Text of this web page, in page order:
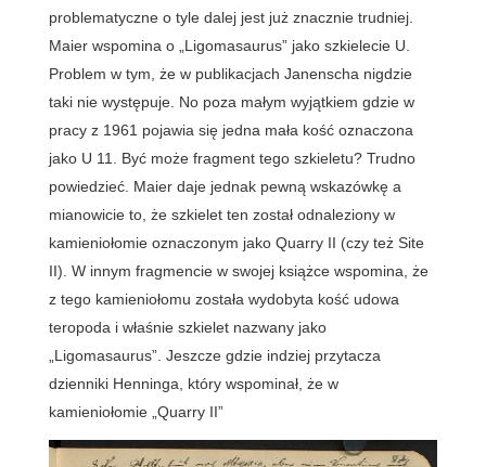
problematyczne o tyle dalej jest już znacznie trudniej.
Maier wspomina o „Ligomasaurus” jako szkielecie U.
Problem w tym, że w publikacjach Janenscha nigdzie
taki nie występuje. No poza małym wyjątkiem gdzie w
pracy z 1961 pojawia się jedna mała kość oznaczona
jako U 11. Być może fragment tego szkieletu? Trudno
powiedzieć. Maier daje jednak pewną wskazówkę a
mianowicie to, że szkielet ten został odnaleziony w
kamieniołomie oznaczonym jako Quarry II (czy też Site
II). W innym fragmencie w swojej książce wspomina, że
z tego kamieniołomu została wydobyta kość udowa
teropoda i właśnie szkielet nazwany jako
„Ligomasaurus”. Jeszcze gdzie indziej przytacza
dzienniki Henninga, który wspominał, że w
kamieniołomie „Quarry II”